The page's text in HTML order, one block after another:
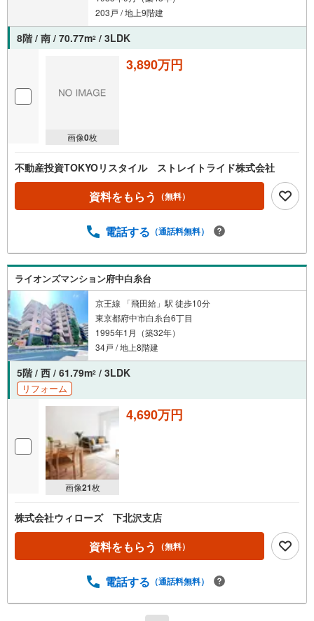
203戸 / 地上9階建
8階 / 南 / 70.77m2 / 3LDK
画像0枚
3,890万円
不動産投資TOKYOリスタイル ストレイトライド株式会社
資料をもらう （無料）
電話する （通話料無料）
ライオンズマンション府中白糸台
京王線 「飛田給」駅 徒歩10分
東京都府中市白糸台6丁目
1995年1月（築32年）
34戸 / 地上8階建
5階 / 西 / 61.79m2 / 3LDK
リフォーム
画像21枚
4,690万円
株式会社ウィローズ 下北沢支店
資料をもらう （無料）
電話する （通話料無料）